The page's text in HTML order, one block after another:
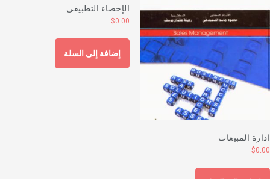
المبيعات
$
الإحصاء التطبيقي
$0.00
إضافة إلى السلة